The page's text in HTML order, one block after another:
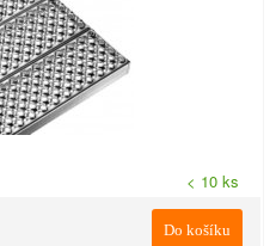
< 10 ks
Do košíku